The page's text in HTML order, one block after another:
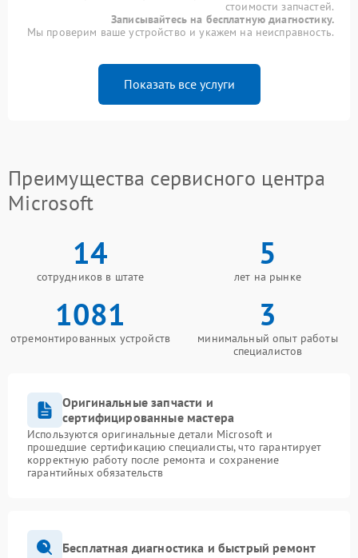
стоимости запчастей.
Записывайтесь на бесплатную диагностику.
Мы проверим ваше устройство и укажем на неисправность.
Показать все услуги
Преимущества сервисного центра
Microsoft
14
сотрудников в штате
5
лет на рынке
1081
отремонтированных устройств
3
минимальный опыт работы
специалистов
Оригинальные запчасти и
сертифицированные мастера
Используются оригинальные детали Microsoft и
прошедшие сертификацию специалисты, что гарантирует
корректную работу после ремонта и сохранение
гарантийных обязательств
Бесплатная диагностика и быстрый ремонт